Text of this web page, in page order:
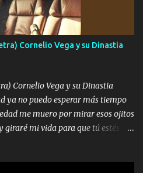
horas también pregunta que
al estar conmigo Y ya borracho
unas bonitas palabras así
y puedo describirlo mucho que
muy feliz y emocionado por
Cornelio Vega y su Dinastia
Cornelio Vega y su Dinastia
ya no puedo esperar más tiempo
me muero por mirar esos ojitos
mi vida para que tú estés en